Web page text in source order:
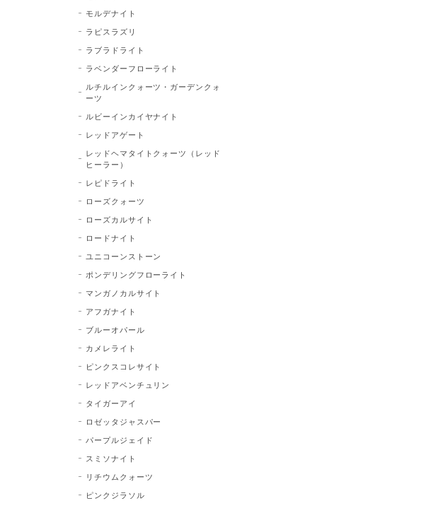
モルデナイト
ラピスラズリ
ラブラドライト
ラベンダーフローライト
ルチルインクォーツ・ガーデンクォ
ーツ
ルビーインカイヤナイト
レッドアゲート
レッドヘマタイトクォーツ（レッド
ヒーラー）
レピドライト
ローズクォーツ
ローズカルサイト
ロードナイト
ユニコーンストーン
ポンデリングフローライト
マンガノカルサイト
アフガナイト
ブルーオパール
カメレライト
ピンクスコレサイト
レッドアベンチュリン
タイガーアイ
ロゼッタジャスパー
パープルジェイド
スミソナイト
リチウムクォーツ
ピンクジラソル